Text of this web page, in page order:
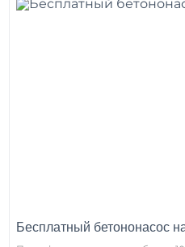
Бесплатный бетононасос